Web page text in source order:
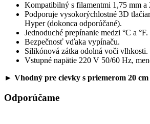
Kompatibilný s filamentmi 1,75 mm a
Podporuje vysokorýchlostné 3D
Hyper (dokonca odporúčané).
Jednoduché prepínanie medzi °C a °F.
Bezpečnosť vďaka vypínaču.
Silikónová zátka odolná voči vlhkosti.
Vstupné napätie 220 V 50/60 Hz,
► Vhodný pre cievky s priemerom 20 cm
Odporúčame